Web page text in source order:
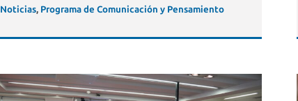
Noticias, Programa de Comunicación y Pensamiento